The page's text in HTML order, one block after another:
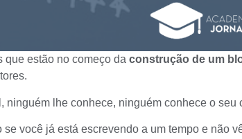
que estão no começo da construção de um
ninguém lhe conhece, ninguém conhece o seu
se você já está escrevendo a um tempo e não